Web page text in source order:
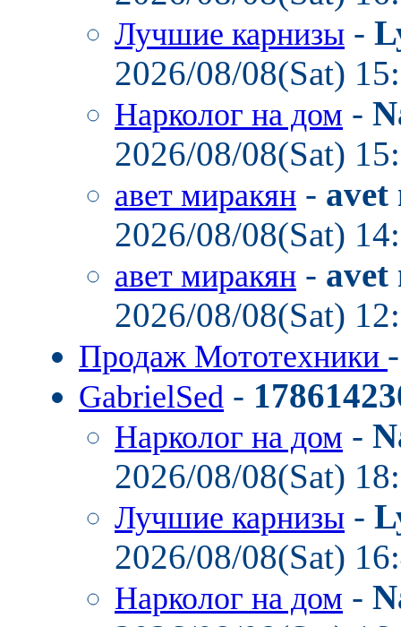
Лучшие карнизы -
2026/08/08(Sat)
Нарколог на дом -
2026/08/08(Sat)
авет миракян - avet
2026/08/08(Sat)
авет миракян - avet
2026/08/08(Sat)
Продаж Мототехники
GabrielSed -
Нарколог на дом -
2026/08/08(Sat)
Лучшие карнизы -
2026/08/08(Sat)
Нарколог на дом -